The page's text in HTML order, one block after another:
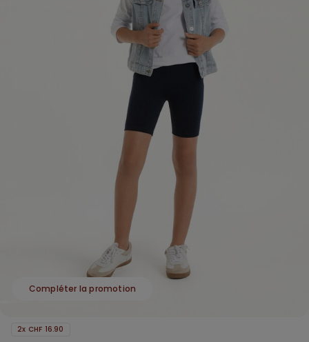
Compléter la promotion
2x CHF 16.90